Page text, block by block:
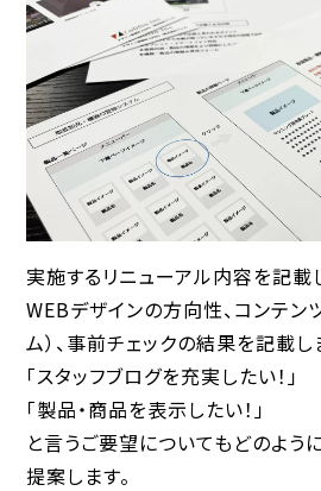
実施するリニューアル内容を記載
WEBデザインの方向性、コンテン
ム）、事前チェックの結果を記載し
「スタッフブログを充実したい！」
「製品・商品を表示したい！」
と言うご要望についてもどのよう
提案します。